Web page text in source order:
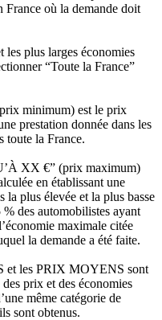
France où la demande doit
plus larges économies
“Toute la France”
minimum) est le prix
prestation donnée dans les
toute la France.
XX €” (prix maximum)
en établissant une
plus élevée et la plus basse
des automobilistes ayant
maximale citée
la demande a été faite.
les PRIX MOYENS sont
prix et des économies
même catégorie de
sont obtenus.